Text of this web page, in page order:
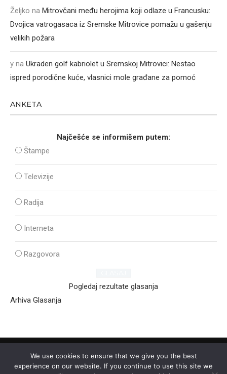
Željko na Mitrovčani među herojima koji odlaze u Francusku:
Dvojica vatrogasaca iz Sremske Mitrovice pomažu u gašenju
velikih požara
y na Ukraden golf kabriolet u Sremskoj Mitrovici: Nestao
ispred porodične kuće, vlasnici mole građane za pomoć
ANKETA
Najčešće se informišem putem:
Štampe
Televizije
Radija
Interneta
Razgovora
Pogledaj rezultate glasanja
Arhiva Glasanja
We use cookies to ensure that we give you the best
experience on our website. If you continue to use this site we